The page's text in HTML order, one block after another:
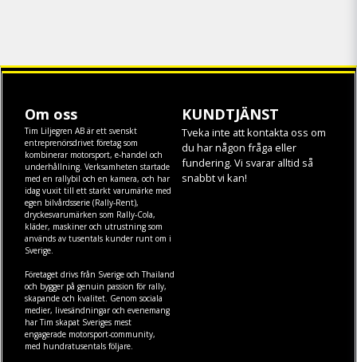
Om oss
Tim Liljegren AB är ett svenskt
entreprenörsdrivet företag som
kombinerar motorsport, e-handel och
underhållning. Verksamheten startade
med en rallybil och en kamera, och har
idag vuxit till ett starkt varumärke med
egen bilvårdsserie (Rally-Rent),
dryckesvarumärken som Rally-Cola,
kläder, maskineroch utrustning som
används av tusentals kunder runt om i
Sverige.
Företaget drivs från Sverige och Thailand
och bygger på genuin passion för rally,
skapande och kvalitet. Genom sociala
medier, livesändningar och evenemang
har Tim skapat Sveriges mest
engagerade motorsport-community,
med hundratusentals följare.
KUNDTJÄNST
Tveka inte att kontakta oss om
du har någon fråga eller
fundering. Vi svarar alltid så
snabbt vi kan!